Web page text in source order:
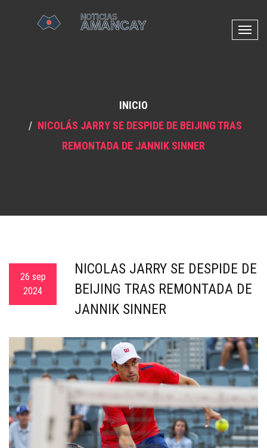
N
a
c
a
INICIO
NICOLÁS JARRY SE DESPIDE DE BEIJING TRAS
REMONTADA DE JANNIK SINNER
26 sep
2024
NICOLÁS JARRY SE DESPIDE DE
BEIJING TRAS REMONTADA DE
JANNIK SINNER